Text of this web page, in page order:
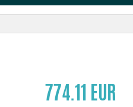
774.11 EUR